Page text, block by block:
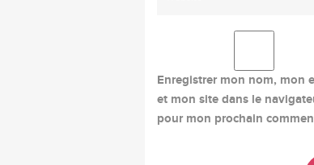
Enregistrer mon nom, mon
et mon site dans le
pour mon prochain